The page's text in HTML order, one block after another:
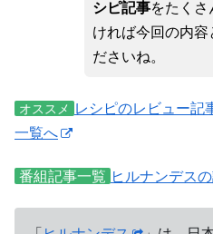
シピ記事をたくさ
ければ今回の内容
ださいね。
オススメ レシピのレビュー記
一覧へ
番組記事一覧 ヒルナンデス